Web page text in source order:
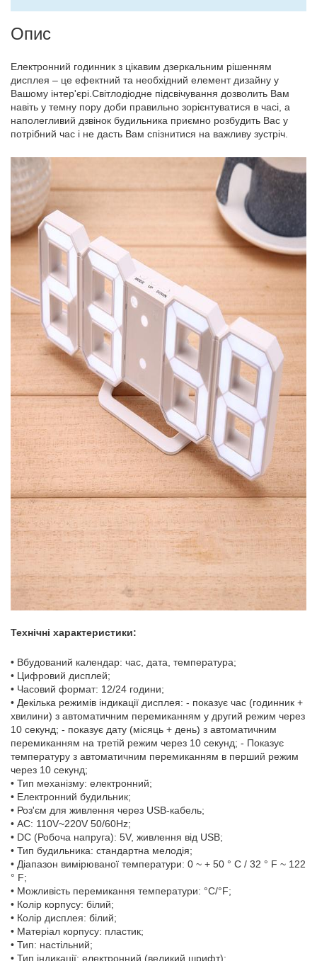
Опис
Електронний годинник з цікавим дзеркальним рішенням
дисплея – це ефектний та необхідний елемент дизайну у
Вашому інтер'єрі.Світлодіодне підсвічування дозволить Вам
навіть у темну пору доби правильно зорієнтуватися в часі, а
наполегливий дзвінок будильника приємно розбудить Вас у
потрібний час і не дасть Вам спізнитися на важливу зустріч.
Технічні характеристики:
• Вбудований календар: час, дата, температура;
• Цифровий дисплей;
• Часовий формат: 12/24 години;
• Декілька режимів індикації дисплея: - показує час (годинник +
хвилини) з автоматичним перемиканням у другий режим через
10 секунд; - показує дату (місяць + день) з автоматичним
перемиканням на третій режим через 10 секунд; - Показує
температуру з автоматичним перемиканням в перший режим
через 10 секунд;
• Тип механізму: електронний;
• Електронний будильник;
• Роз'єм для живлення через USB-кабель;
• AC: 110V~220V 50/60Hz;
• DC (Робоча напруга): 5V, живлення від USB;
• Тип будильника: стандартна мелодія;
• Діапазон вимірюваної температури: 0 ~ + 50 ° С / 32 ° F ~ 122
° F;
• Можливість перемикання температури: °С/°F;
• Колір корпусу: білий;
• Колір дисплея: білий;
• Матеріал корпусу: пластик;
• Тип: настільний;
• Тип індикації: електронний (великий шрифт);